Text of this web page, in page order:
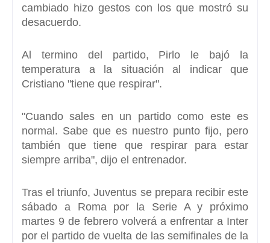
cambiado hizo gestos con los que mostró su
desacuerdo.
Al termino del partido, Pirlo le bajó la
temperatura a la situación al indicar que
Cristiano "tiene que respirar".
"Cuando sales en un partido como este es
normal. Sabe que es nuestro punto fijo, pero
también que tiene que respirar para estar
siempre arriba", dijo el entrenador.
Tras el triunfo, Juventus se prepara recibir este
sábado a Roma por la Serie A y próximo
martes 9 de febrero volverá a enfrentar a Inter
por el partido de vuelta de las semifinales de la